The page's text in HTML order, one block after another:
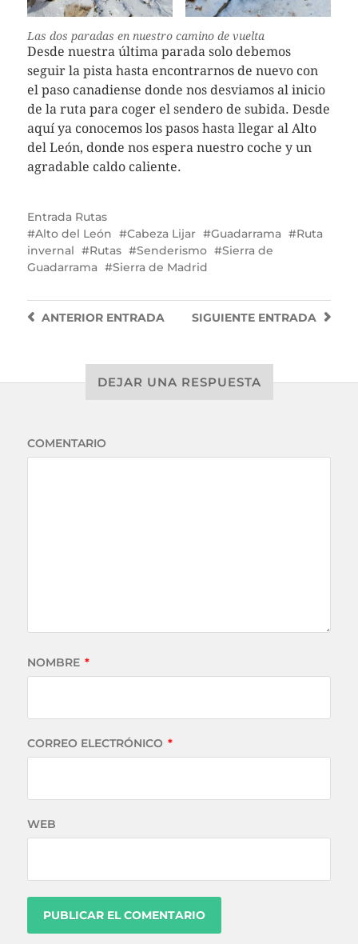
Las dos paradas en nuestro camino de vuelta
Desde nuestra última parada solo debemos
seguir la pista hasta encontrarnos de nuevo con
el paso canadiense donde nos desviamos al inicio
de la ruta para coger el sendero de subida. Desde
aquí ya conocemos los pasos hasta llegar al Alto
del León, donde nos espera nuestro coche y un
agradable caldo caliente.
Entrada Rutas
Alto del León
Cabeza Lijar Guadarrama
Ruta
invernal
Rutas Senderismo
Sierra de
Guadarrama
Sierra de Madrid
SIGUIENTE ENTRADA
ANTERIORENTRADA
DEJAR UNA RESPUESTA
COMENTARIO
NOMBRE *
CORREO ELECTRÓNICO *
WEB